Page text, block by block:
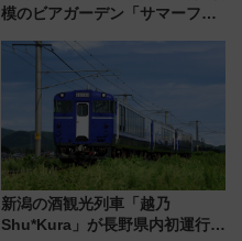
模のビアガーデン「サマーフェ
7/24-26開催！ 有料席はJRE
MALLで予約可能
新潟の酒観光列車「越乃
Shu*Kura」が長野県内初運行！